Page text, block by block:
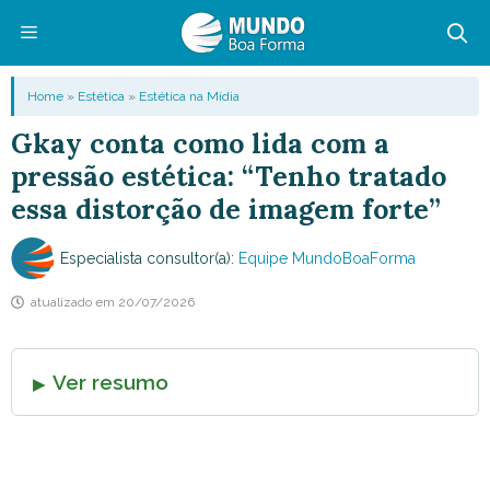
conteúdo
Menu
Home » Estética » Estética na Mídia
Gkay conta como lida com a
pressão estética: “Tenho tratado
essa distorção de imagem forte”
Especialista consultor(a): Equipe MundoBoaForma
atualizado em 20/07/2026
Ver resumo